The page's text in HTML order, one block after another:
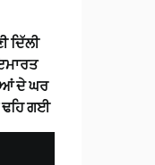
ਦਿੱਲੀ
ਦੇ ਘਰ
ਢਹਿ ਗਈ